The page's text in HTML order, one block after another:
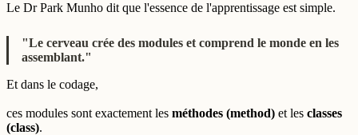
Le Dr Park Munho dit que l'essence de l'apprentissage est simple.
"Le cerveau crée des modules et comprend le monde en les
assemblant."
Et dans le codage,
ces modules sont exactement les méthodes (method) et les classes
(class).